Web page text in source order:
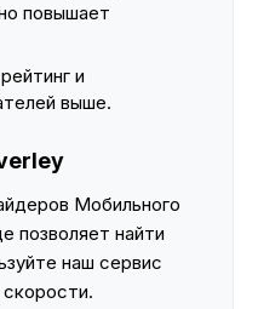
повышает
и
выше.
Мобильного
позволяет найти
наш сервис
скорости.